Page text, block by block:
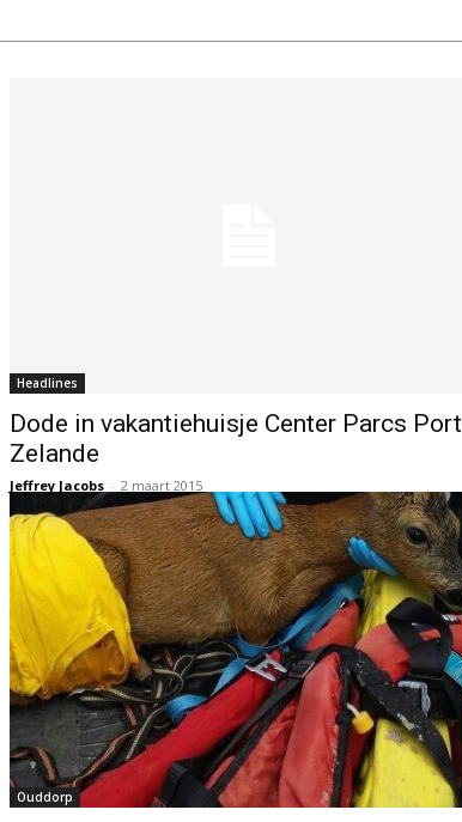
Headlines
Dode in vakantiehuisje Center Parcs Port
Zelande
Jeffrey Jacobs - 2 maart 2015
Ouddorp